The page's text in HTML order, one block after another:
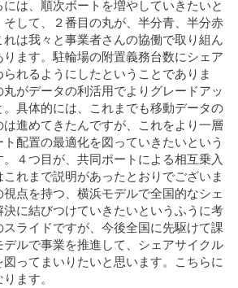
は、順次ボートを増やしていきたいと
して、２番目の丸が、半分青、半分赤
は我々と事業者さんの協働で取り組ん
ます。駐輪場の附置義務台数にシェア
れるようにしたということでありま
がデータの利活用でよりグレードアッ
具体的には、これまでも移動データの
進めてきたんですが、これをより一層
配置の最適化を図っていきたいという
４つ目が、共同ポートによる相互乗入
れまで説明があったとおりでございま
点を持つ、横浜モデルで全国的なシェ
に結びつけていきたいというふうに考
ライドですが、今後全国に先駆けて課
ルで事業を推進して、シェアサイクル
ってまいりたいと思います。こちらに
ます。